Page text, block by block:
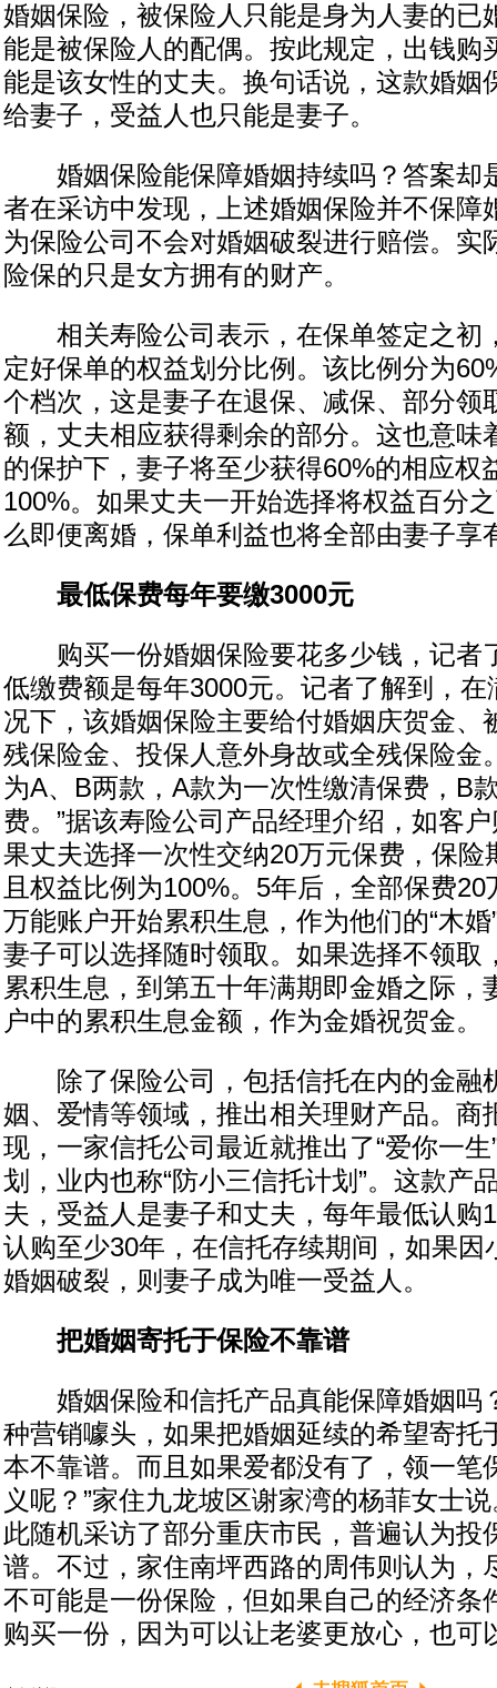
婚姻保险，被保险人只能是身为人妻的已
能是被保险人的配偶。按此规定，出钱购
能是该女性的丈夫。换句话说，这款婚姻
给妻子，受益人也只能是妻子。
婚姻保险能保障婚姻持续吗？答案却
者在采访中发现，上述婚姻保险并不保障
为保险公司不会对婚姻破裂进行赔偿。实
险保的只是女方拥有的财产。
相关寿险公司表示，在保单签定之初
定好保单的权益划分比例。该比例分为
个档次，这是妻子在退保、减保、部分领
额，丈夫相应获得剩余的部分。这也意味
的保护下，妻子将至少获得60%的相应权
100%。如果丈夫一开始选择将权益百分
么即便离婚，保单利益也将全部由妻子享
最低保费每年要缴3000元
购买一份婚姻保险要花多少钱，记者
低缴费额是每年3000元。记者了解到，
况下，该婚姻保险主要给付婚姻庆贺金、
残保险金、投保人意外身故或全残保险金
为A、B两款，A款为一次性缴清保费，B
费。”据该寿险公司产品经理介绍，如客
果丈夫选择一次性交纳20万元保费，保险
且权益比例为100%。5年后，全部保费
万能账户开始累积生息，作为他们的“木
妻子可以选择随时领取。如果选择不领取
累积生息，到第五十年满期即金婚之际，
户中的累积生息金额，作为金婚祝贺金。
除了保险公司，包括信托在内的金融
姻、爱情等领域，推出相关理财产品。商
现，一家信托公司最近就推出了“爱你一
划，业内也称“防小三信托计划”。这款产
夫，受益人是妻子和丈夫，每年最低认购
认购至少30年，在信托存续期间，如果因
婚姻破裂，则妻子成为唯一受益人。
把婚姻寄托于保险不靠谱
婚姻保险和信托产品真能保障婚姻吗
种营销噱头，如果把婚姻延续的希望寄托
本不靠谱。而且如果爱都没有了，领一笔
义呢？”家住九龙坡区谢家湾的杨菲女士
此随机采访了部分重庆市民，普遍认为投
谱。不过，家住南坪西路的周伟则认为，
不可能是一份保险，但如果自己的经济条
购买一份，因为可以让老婆更放心，也可